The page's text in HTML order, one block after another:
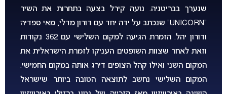
שנערך בבריטניה. נועה קירל בצעה בתחרות את השיר
“UNICORN” שנכתב על ידה יחד עם דורון מדלי, מאי ספדיה
ודורון יהל. הזמרת הגיעה למקום השלישי עם 362 נקודות
וזאת לאחר שצוות השופטים העניקו לזמרת הישראלית את
המקום השני ואילו קהל הצופים דירג אותה במקום החמישי.
המקום השלישי נחשב לתוצאה הטובה ביותר שישראל